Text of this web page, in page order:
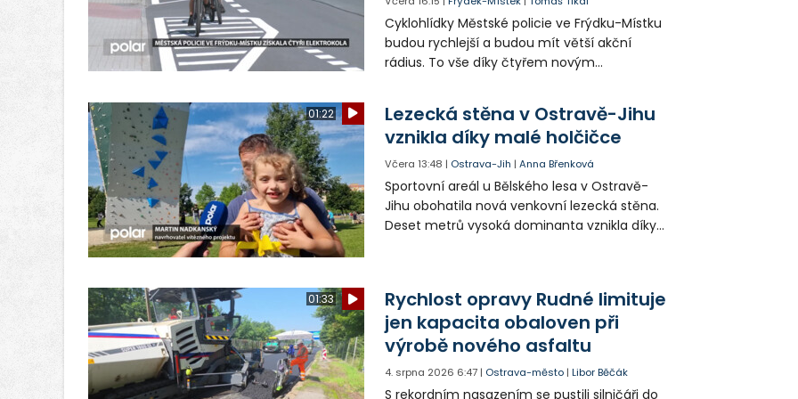
Cyklohlídky Městské policie ve Frýdku-Místku
budou rychlejší a budou mít větší akční
rádius. To vše díky čtyřem novým
01:22
Lezecká stěna v Ostravě-Jihu
vznikla díky malé holčičce
Včera 13:48 | Ostrava-Jih |Anna Břenková
Sportovní areál u Bělského lesa v Ostravě-
Jihu obohatila nová venkovní lezecká stěna.
Deset metrů vysoká dominanta vznikla díky
01:33
Rychlost opravy Rudné limituje
jen kapacita obaloven při
výrobě nového asfaltu
4. srpna 2026 6:47 | Ostrava-město |Libor Běčák
S rekordním nasazením se pustili silničáři do